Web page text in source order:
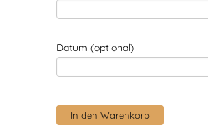
Datum (optional)